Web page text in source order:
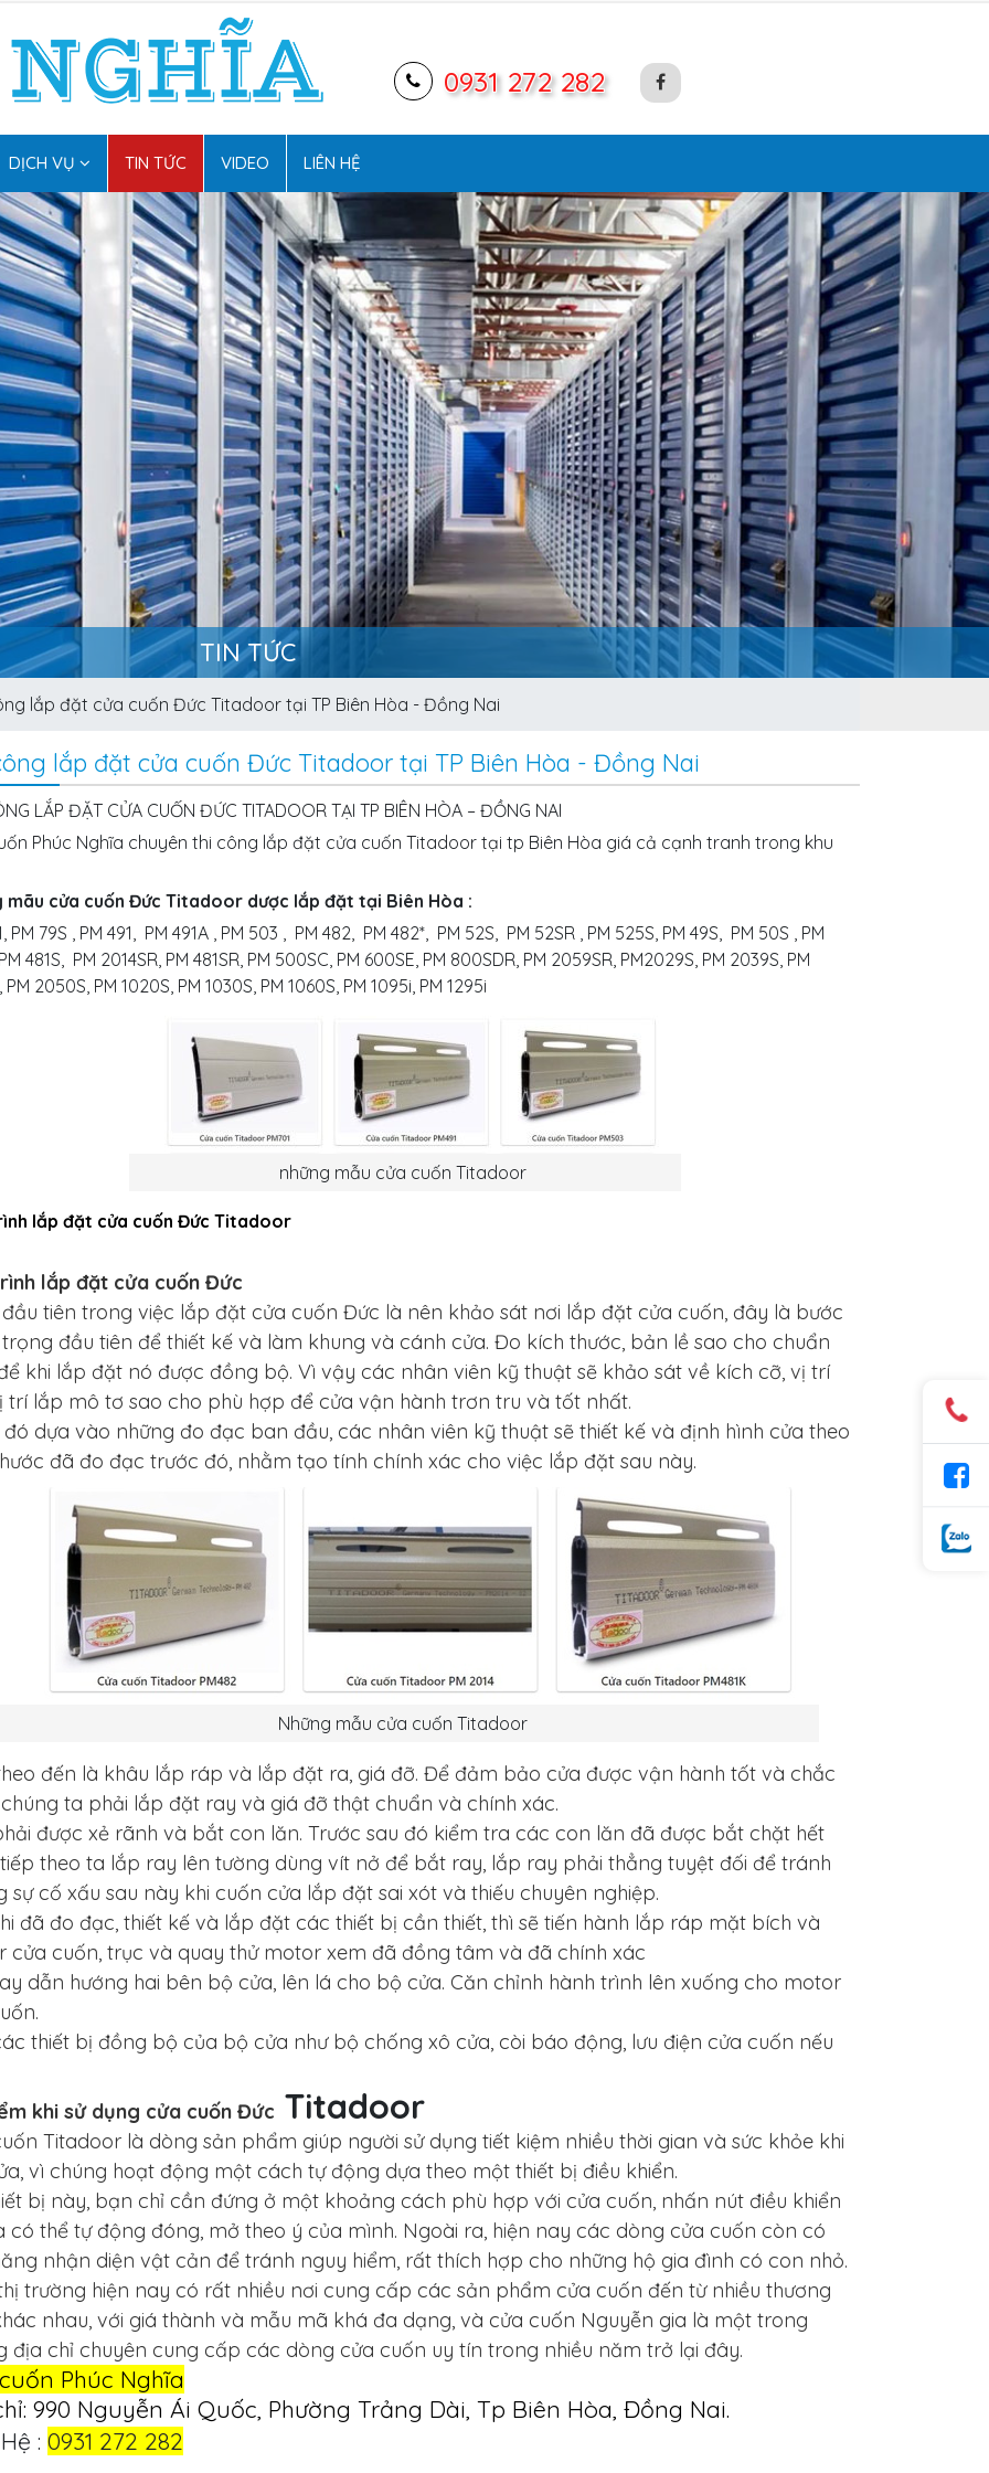
0931 272 282
DỊCH VỤ TIN TỨC VIDEO LIÊN HỆ
TIN TỨC
lắp đặt cửa cuốn Đức Titadoor tại TP Biên Hòa - Đồng Nai
lắp đặt cửa cuốn Đức Titadoor tại TP Biên Hòa - Đồng Nai
LẮP ĐẶT CỬA CUỐN ĐỨC TITADOOR TẠI TP BIÊN HÒA – ĐỒNG NAI
Phúc Nghĩa chuyên thi công lắp đặt cửa cuốn Titadoor tại tp Biên Hòa giá cả cạnh tranh trong khu
mãu cửa cuốn Đức Titadoor dược lắp đặt tại Biên Hòa :
PM 79S , PM 491, PM 491A , PM 503 , PM 482, PM 482*, PM 52S, PM 52SR , PM 525S, PM 49S, PM 50S , PM
481S, PM 2014SR, PM 481SR, PM 500SC, PM 600SE, PM 800SDR, PM 2059SR, PM2029S, PM 2039S, PM
PM 2050S, PM 1020S, PM 1030S, PM 1060S, PM 1095i, PM 1295i
những mẫu cửa cuốn Titadoor
lắp đặt cửa cuốn Đức Titadoor
lắp đặt cửa cuốn Đức
tiên trong việc lắp đặt cửa cuốn Đức là nên khảo sát nơi lắp đặt cửa cuốn, đây là bước
đầu tiên để thiết kế và làm khung và cánh cửa. Đo kích thước, bản lề sao cho chuẩn
khi lắp đặt nó được đồng bộ. Vì vậy các nhân viên kỹ thuật sẽ khảo sát về kích cỡ, vị trí
trí lắp mô tơ sao cho phù hợp để cửa vận hành trơn tru và tốt nhất.
đó dựa vào những đo đạc ban đầu, các nhân viên kỹ thuật sẽ thiết kế và định hình cửa theo
đã đo đạc trước đó, nhằm tạo tính chính xác cho việc lắp đặt sau này.
Những mẫu cửa cuốn Titadoor
đến là khâu lắp ráp và lắp đặt ra, giá đỡ. Để đảm bảo cửa được vận hành tốt và chắc
ta phải lắp đặt ray và giá đỡ thật chuẩn và chính xác.
được xẻ rãnh và bắt con lăn. Trước sau đó kiểm tra các con lăn đã được bắt chặt hết
theo ta lắp ray lên tường dùng vít nở để bắt ray, lắp ray phải thẳng tuyệt đối để tránh
sự cố xấu sau này khi cuốn cửa lắp đặt sai xót và thiếu chuyên nghiệp.
đã đo đạc, thiết kế và lắp đặt các thiết bị cần thiết, thì sẽ tiến hành lắp ráp mặt bích và
cửa cuốn, trục và quay thử motor xem đã đồng tâm và đã chính xác
dẫn hướng hai bên bộ cửa, lên lá cho bộ cửa. Căn chỉnh hành trình lên xuống cho motor
thiết bị đồng bộ của bộ cửa như bộ chống xô cửa, còi báo động, lưu điện cửa cuốn nếu
khi sử dụng cửa cuốn Đức Titadoor
Titadoor là dòng sản phẩm giúp người sử dụng tiết kiệm nhiều thời gian và sức khỏe khi
vì chúng hoạt động một cách tự động dựa theo một thiết bị điều khiển.
bị này, bạn chỉ cần đứng ở một khoảng cách phù hợp với cửa cuốn, nhấn nút điều khiển
có thể tự động đóng, mở theo ý của mình. Ngoài ra, hiện nay các dòng cửa cuốn còn có
nhận diện vật cản để tránh nguy hiểm, rất thích hợp cho những hộ gia đình có con nhỏ.
trường hiện nay có rất nhiều nơi cung cấp các sản phẩm cửa cuốn đến từ nhiều thương
nhau, với giá thành và mẫu mã khá đa dạng, và cửa cuốn Nguyễn gia là một trong
địa chỉ chuyên cung cấp các dòng cửa cuốn uy tín trong nhiều năm trở lại đây.
Phúc Nghĩa
990 Nguyễn Ái Quốc, Phường Trảng Dài, Tp Biên Hòa, Đồng Nai.
: 0931 272 282